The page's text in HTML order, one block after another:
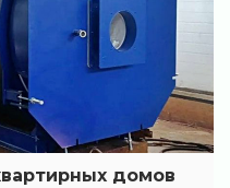
домов